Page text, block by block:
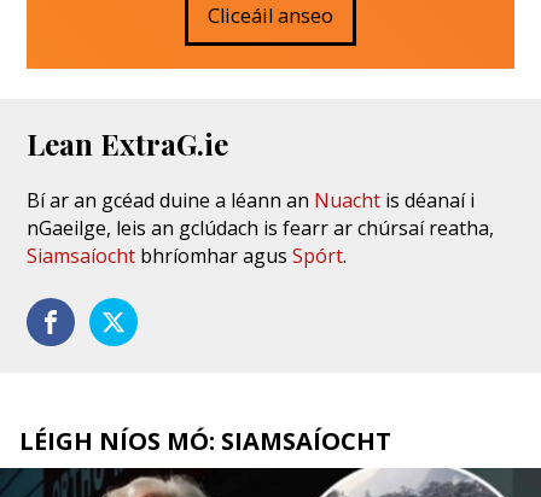
Cliceáil anseo
Lean ExtraG.ie
Bí ar an gcéad duine a léann an Nuacht is déanaí i
nGaeilge, leis an gclúdach is fearr ar chúrsaí reatha,
Siamsaíocht bhríomhar agusSpórt.
LÉIGH NÍOS MÓ: SIAMSAÍOCHT